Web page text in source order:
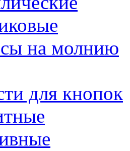
на молнию
для кнопок